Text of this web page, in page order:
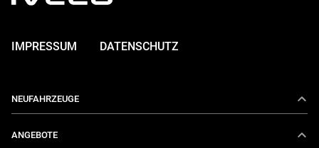
IMPRESSUM DATENSCHUTZ
NEUFAHRZEUGE
Daily
ANGEBOTE